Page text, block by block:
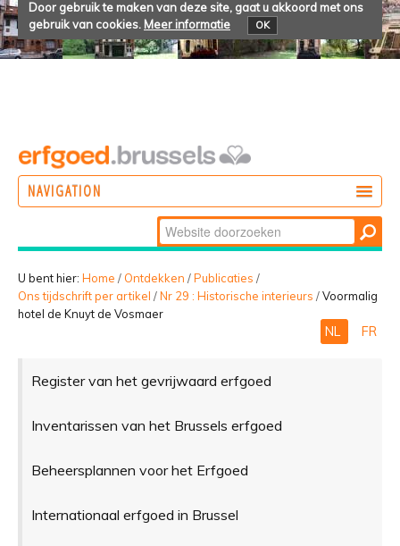
Door gebruik te maken van deze site, gaat u akkoord met ons
gebruik van cookies. Meer informatie OK
NAVIGATION
BELEVEN
Zoek
Geavanceerd
zoeken...
U bent hier: Home / Ontdekken /Publicaties /
Ons tijdschrift per artikel /Nr 29 : Historische interieurs /Voormalig
hotel de Knuyt de Vosmaer
NL FR
Register van het gevrijwaard erfgoed
Inventarissen van het Brussels erfgoed
Beheersplannen voor het Erfgoed
Internationaal erfgoed in Brussel